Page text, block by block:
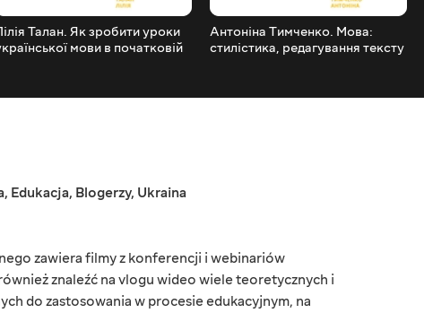
Талан. Як зробити уроки
мови в початковій
Антоніна Тимченко. Мова:
стилістика, редагування тексту
, Edukacja, Blogerzy, Ukraina
zawiera filmy z konferencji i webinariów
znaleźć na vlogu wideo wiele teoretycznych i
do zastosowania w procesie edukacyjnym, na